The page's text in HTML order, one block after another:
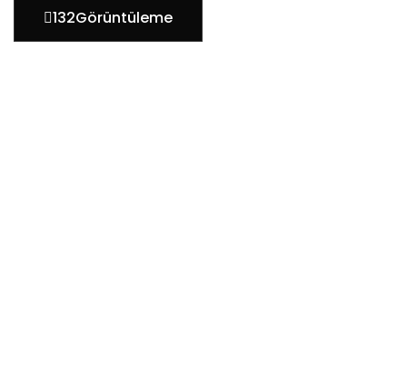
132Görüntüleme